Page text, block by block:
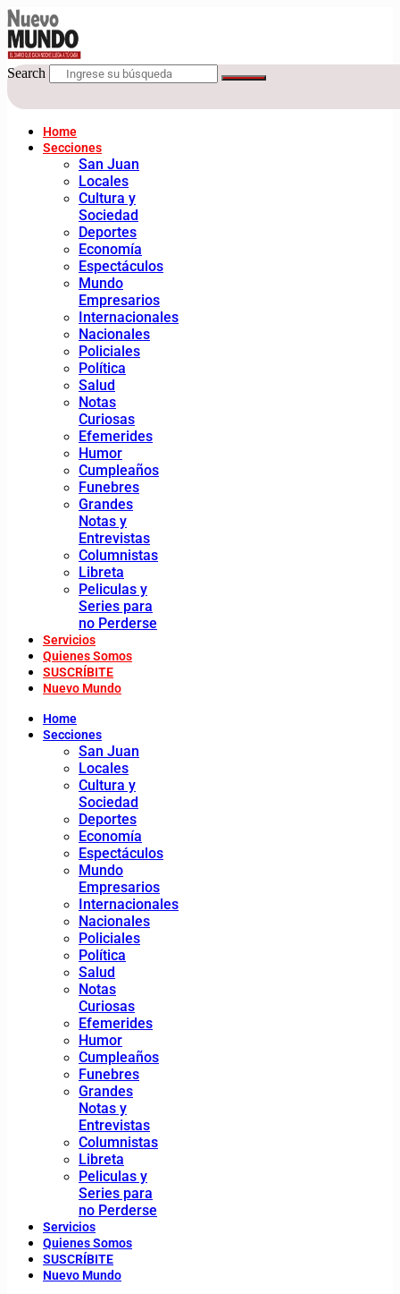
Search
Home
Secciones
San Juan
Locales
Cultura y
Sociedad
Deportes
Economía
Espectáculos
Mundo
Empresarios
Internacionales
Nacionales
Policiales
Política
Salud
Notas
Curiosas
Efemerides
Humor
Cumpleaños
Funebres
Grandes
Notas y
Entrevistas
Columnistas
Libreta
Peliculas y
Series para
no Perderse
Servicios
Quienes Somos
SUSCRÍBITE
Nuevo Mundo
Home
Secciones
San Juan
Locales
Cultura y
Sociedad
Deportes
Economía
Espectáculos
Mundo
Empresarios
Internacionales
Nacionales
Policiales
Política
Salud
Notas
Curiosas
Efemerides
Humor
Cumpleaños
Funebres
Grandes
Notas y
Entrevistas
Columnistas
Libreta
Peliculas y
Series para
no Perderse
Servicios
Quienes Somos
SUSCRÍBITE
Nuevo Mundo